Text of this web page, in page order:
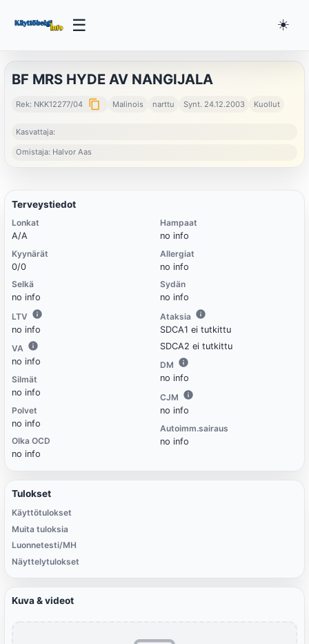
☰ ☀️
BF MRS HYDE AV NANGIJALA
Rek: NKK12277/04 content_copy Malinois narttu Synt. 24.12.2003 Kuollut
Kasvattaja:
Omistaja: Halvor Aas
Terveystiedot
Lonkat
A/A
Kyynärät
0/0
Selkä
no info
LTV
no info
VA
no info
Silmät
no info
Polvet
no info
Olka OCD
no info
Hampaat
no info
Allergiat
no info
Sydän
no info
Ataksia
SDCA1 ei tutkittu
SDCA2 ei tutkittu
DM
no info
CJM
no info
Autoimm.sairaus
no info
Tulokset
Käyttötulokset
Muita tuloksia
Luonnetesti/MH
Näyttelytulokset
Kuva & videot